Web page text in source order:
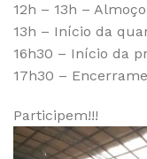
12h – 13h – Almoço
13h – Início da
16h30 – Início da
17h30 –
Participem!!!